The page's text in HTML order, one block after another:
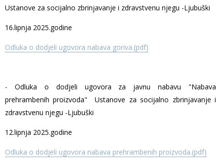
Ustanove za socijalno zbrinjavanje i zdravstvenu njegu -Ljubuški
16.lipnja 2025.godine
Odluka o dodjeli ugovora nabava goriva.(pdf)
- Odluka o dodjeli ugovora za javnu nabavu "Nabava
prehrambenih proizvoda" Ustanove za socijalno zbrinjavanje i
zdravstvenu njegu -Ljubuški
12.lipnja 2025.godine
Odluka o dodjeli ugovora nabava prehrambenih proizvoda.(pdf)